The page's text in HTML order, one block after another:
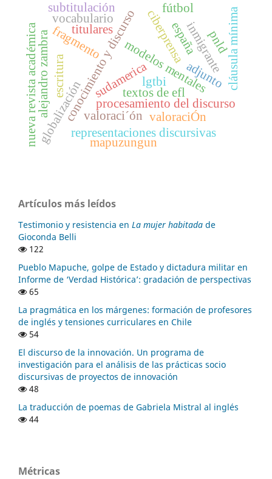
procesamiento del discurso
conocimiento y discursomodelos mentales
españa
sudamerica
globalización
inmigrante
escritura
alejandro zambrafragmento
nueva revista académica
valoraciÓn
representaciones discursivas
ciberprensa
adjuntocláusula mínima
textos de efl
pnld
vocabulario
subtitulación
titulares
fútbol
valoraci´ón
lgtbi
mapuzungun
Artículos más leídos
Testimonio y resistencia en La mujer habitada de
Gioconda Belli
122
Pueblo Mapuche, golpe de Estado y dictadura militar en
Informe de ‘Verdad Histórica’: gradación de perspectivas
65
La pragmática en los márgenes: formación de profesores
de inglés y tensiones curriculares en Chile
54
El discurso de la innovación. Un programa de
investigación para el análisis de las prácticas socio
discursivas de proyectos de innovación
48
La traducción de poemas de Gabriela Mistral al inglés
44
Métricas